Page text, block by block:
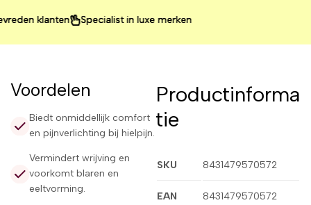
klanten Specialist in luxe merken
klanten Specialist in luxe merken
klanten Specialist in luxe merken
Voordelen
Biedt onmiddellijk comfort
en pijnverlichting bij hielpijn.
Vermindert wrijving en
voorkomt blaren en
eeltvorming.
Productinforma
tie
SKU 8431479570572
EAN 8431479570572